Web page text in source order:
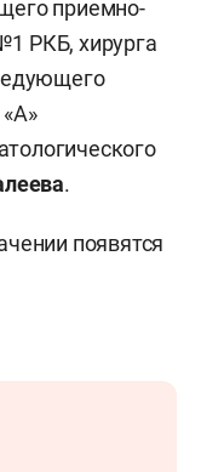
приемно-
РКБ, хирурга
.
появятся